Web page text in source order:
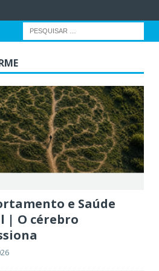
e Saúde
| O cérebro